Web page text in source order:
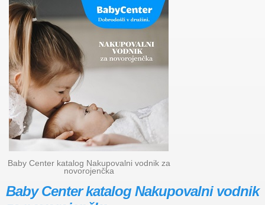
Baby Center katalog Nakupovalni vodnik za
novorojenčka
Baby Center katalog Nakupovalni vodnik